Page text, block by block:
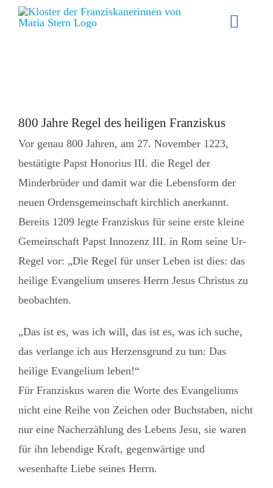
Zum
Inhalt
Toggle
Schwester werden
Stellenangebote
Angebote
Mission
grösseres
Bild
800 Jahre Regel des heiligen Franziskus
Vor genau 800 Jahren, am 27. November 1223,
bestätigte Papst Honorius III. die Regel der
Minderbrüder und damit war die Lebensform der
neuen Ordensgemeinschaft kirchlich anerkannt.
Bereits 1209 legte Franziskus für seine erste kleine
Gemeinschaft Papst Innozenz III. in Rom seine Ur-
Regel vor: „Die Regel für unser Leben ist dies: das
heilige Evangelium unseres Herrn Jesus Christus zu
beobachten.
„Das ist es, was ich will, das ist es, was ich suche,
das verlange ich aus Herzensgrund zu tun: Das
heilige Evangelium leben!“
Für Franziskus waren die Worte des Evangeliums
nicht eine Reihe von Zeichen oder Buchstaben, nicht
nur eine Nacherzählung des Lebens Jesu, sie waren
für ihn lebendige Kraft, gegenwärtige und
wesenhafte Liebe seines Herrn.